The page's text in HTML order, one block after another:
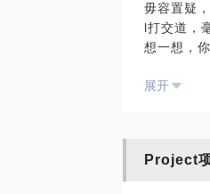
微软最有
（MVP，
其是Excel
需求、个
毋容置疑
l打交道，
想一想，
每次处理
xcel全都
展开
Project